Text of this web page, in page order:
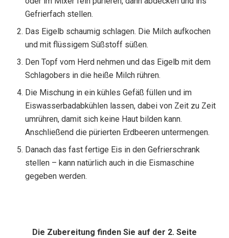
Gefrierfach stellen.
Das Eigelb schaumig schlagen. Die Milch aufkochen
und mit flüssigem Süßstoff süßen.
Den Topf vom Herd nehmen und das Eigelb mit dem
Schlagobers in die heiße Milch rühren.
Die Mischung in ein kühles Gefäß füllen und im
Eiswasserbadabkühlen lassen, dabei von Zeit zu Zeit
umrühren, damit sich keine Haut bilden kann.
Anschließend die pürierten Erdbeeren untermengen.
Danach das fast fertige Eis in den Gefrierschrank
stellen – kann natürlich auch in die Eismaschine
gegeben werden.
Die Zubereitung finden Sie auf der 2. Seite